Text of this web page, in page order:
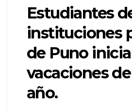
Estudiantes
instituciones
de Puno
vacaciones
año.